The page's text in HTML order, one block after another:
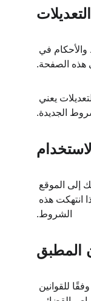
التعديلات
في
هذه الصفحة.
يعني
الجديدة.
إلى الموقع
انتهكت هذه
الشروط.
المطبق
للقوانين